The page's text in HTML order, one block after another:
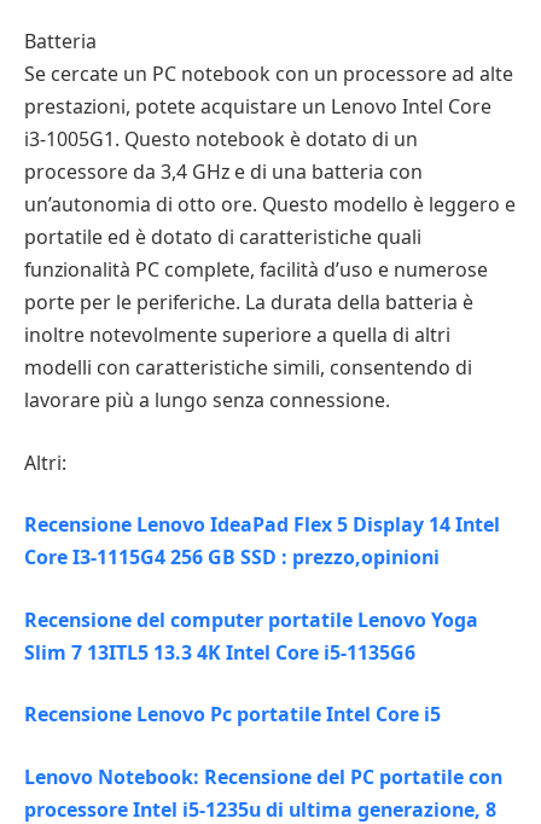
Batteria
Se cercate un PC notebook con un processore ad alte
prestazioni, potete acquistare un Lenovo Intel Core
i3-1005G1. Questo notebook è dotato di un
processore da 3,4 GHz e di una batteria con
un’autonomia di otto ore. Questo modello è leggero e
portatile ed è dotato di caratteristiche quali
funzionalità PC complete, facilità d’uso e numerose
porte per le periferiche. La durata della batteria è
inoltre notevolmente superiore a quella di altri
modelli con caratteristiche simili, consentendo di
lavorare più a lungo senza connessione.
Altri:
Recensione Lenovo IdeaPad Flex 5 Display 14 Intel
Core I3-1115G4 256 GB SSD : prezzo,opinioni
Recensione del computer portatile Lenovo Yoga
Slim 7 13ITL5 13.3 4K Intel Core i5-1135G6
Recensione Lenovo Pc portatile Intel Core i5
Lenovo Notebook: Recensione del PC portatile con
processore Intel i5-1235u di ultima generazione, 8